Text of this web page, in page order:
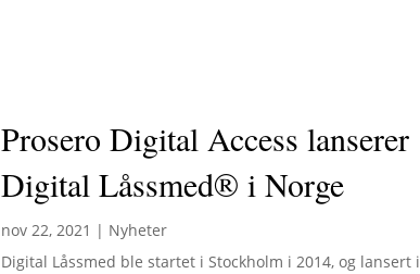
Prosero Digital Access lanserer
Digital Låssmed® i Norge
nov 22, 2021 | Nyheter
Digital Låssmed ble startet i Stockholm i 2014, og lansert i